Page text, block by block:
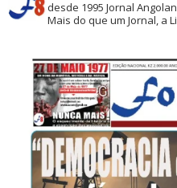
desde 1995 Jornal
Mais do que um Jornal, a